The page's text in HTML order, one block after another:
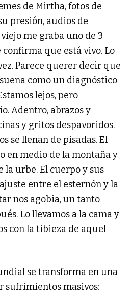
de Mirtha, fotos de
presión, audios de
me graba uno de 3
confirma que está vivo. Lo
Parece querer decir que
como un diagnóstico
lejos, pero
Adentro, abrazos y
y gritos despavoridos.
se llenan de pisadas. El
en medio de la montaña y
la urbe. El cuerpo y sus
entre el esternón y la
nos agobia, un tanto
Lo llevamos a la cama y
con la tibieza de aquel
se transforma en una
sufrimientos masivos: